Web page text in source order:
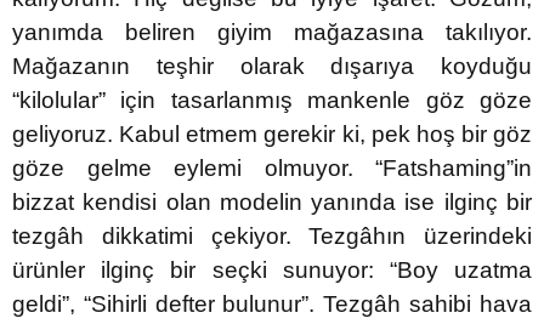
yanımda beliren giyim mağazasına takılıyor.
Mağazanın teşhir olarak dışarıya koyduğu
“kilolular” için tasarlanmış mankenle göz göze
geliyoruz. Kabul etmem gerekir ki, pek hoş bir göz
göze gelme eylemi olmuyor. “Fatshaming”in
bizzat kendisi olan modelin yanında ise ilginç bir
tezgâh dikkatimi çekiyor. Tezgâhın üzerindeki
ürünler ilginç bir seçki sunuyor: “Boy uzatma
geldi”, “Sihirli defter bulunur”. Tezgâh sahibi hava